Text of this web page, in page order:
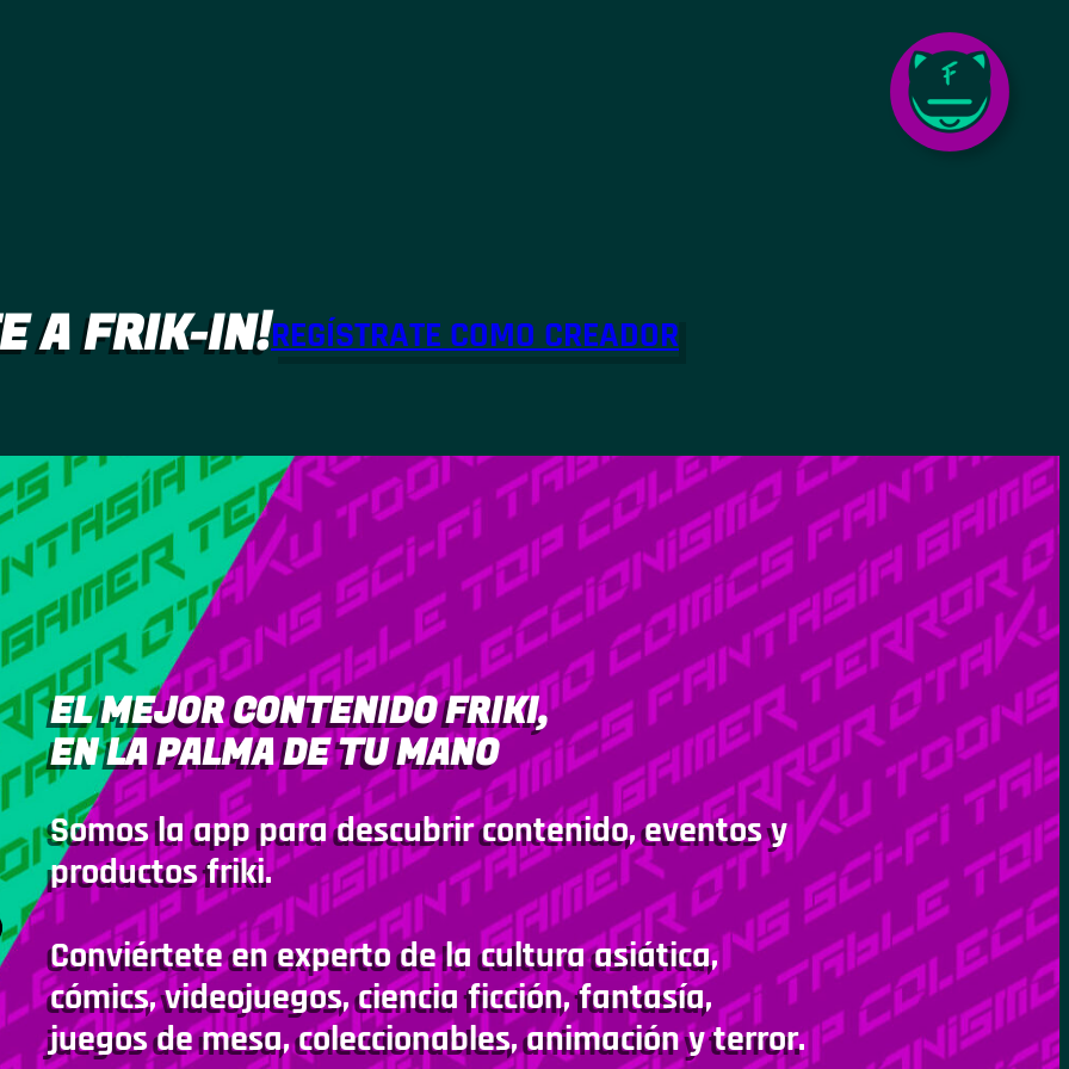
A FRIK-IN!REGÍSTRATE COMO CREADOR
EL MEJOR CONTENIDO FRIKI,
EN LA PALMA DE TU MANO
Somos la app para descubrir contenido, eventos y
productos friki.
Conviértete en experto de la cultura asiática,
cómics, videojuegos, ciencia ficción, fantasía,
juegos de mesa, coleccionables, animación y terror.